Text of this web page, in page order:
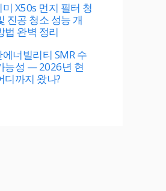
미 X50s 먼지 필터 청
진공 청소 성능 개
법 완벽 정리
에너빌리티 SMR 수
능성 — 2026년 현
디까지 왔나?